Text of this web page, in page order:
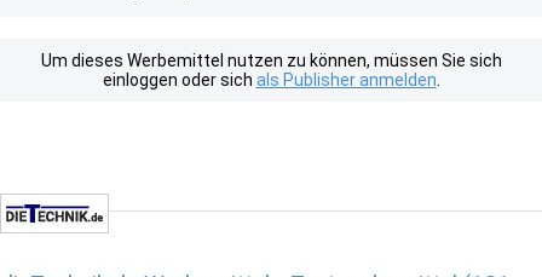
Um dieses Werbemittel nutzen zu können, müssen Sie sich
einloggen oder sich als Publisher anmelden